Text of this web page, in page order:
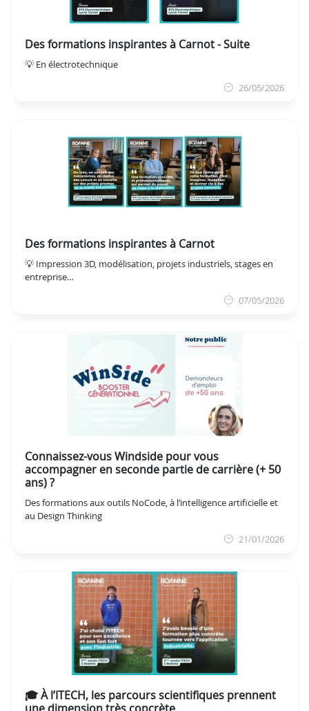
Des formations inspirantes à Carnot - Suite
💡 En électrotechnique
26/05/2026
Des formations inspirantes à Carnot
💡 Impression 3D, modélisation, projets industriels, stages en
entreprise…
07/05/2026
Connaissez-vous Windside pour vous
accompagner en seconde partie de carrière (+ 50
ans) ?
Des formations aux outils NoCode, à l’intelligence artificielle et
au Design Thinking
21/01/2026
🎓 À l’ITECH, les parcours scientifiques prennent